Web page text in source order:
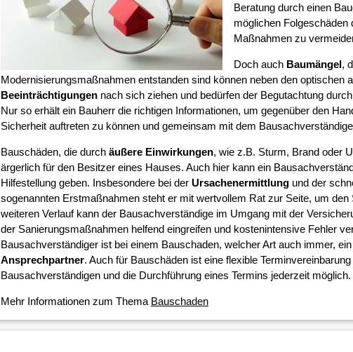
Beratung durch einen
möglichen
Maßnahmen zu
Doch auch Baumängel,
Modernisierungsmaßnahmen entstanden sind können neben den optischen
Beeinträchtigungennach sich ziehen und bedürfen der Begutachtung
Nur so erhält ein Bauherr die richtigen Informationen, um gegenüber den
Sicherheit auftreten zu können und gemeinsam mit dem
Bauschäden, die durch äußere Einwirkungen, wie z.B. Sturm, Brand oder
ärgerlich für den Besitzer eines Hauses. Auch hier kann ein
Hilfestellung geben. Insbesondere bei der Ursachenermittlungund der
sogenannten Erstmaßnahmen steht er mit wertvollem Rat zur Seite, um den
weiteren Verlauf kann der Bausachverständige im Umgang mit der
der Sanierungsmaßnahmen helfend eingreifen und kostenintensive Fehler
Bausachverständiger ist bei einem Bauschaden, welcher Art auch immer, ein
Ansprechpartner. Auch für Bauschäden ist eine flexible
Bausachverständigen und die Durchführung eines Termins jederzeit möglich.
Mehr Informationen zum Thema Bauschaden